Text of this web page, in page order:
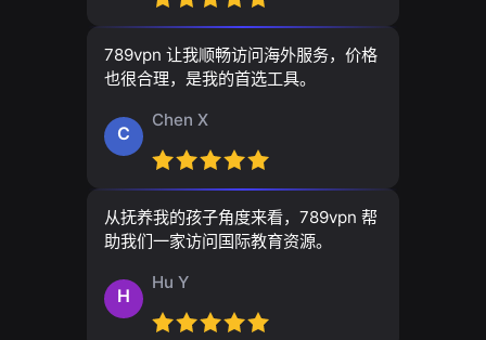
789vpn 让我顺畅访问海外服务，价格
也很合理，是我的首选工具。
C
Chen X
从抚养我的孩子角度来看，789vpn 帮
助我们一家访问国际教育资源。
H
Hu Y